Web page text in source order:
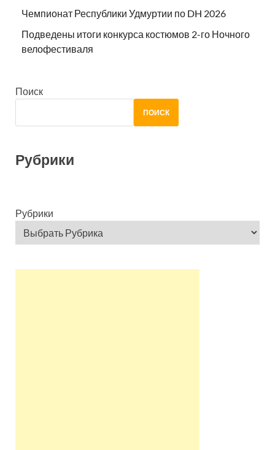
Чемпионат Республики Удмуртии по DH 2026
Подведены итоги конкурса костюмов 2-го Ночного
велофестиваля
Поиск
ПОИСК
Рубрики
Рубрики